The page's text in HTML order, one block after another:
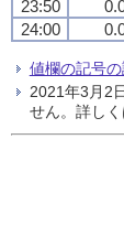
23:50
24:00
値欄の記号の
2021年3月2
せん。詳しく